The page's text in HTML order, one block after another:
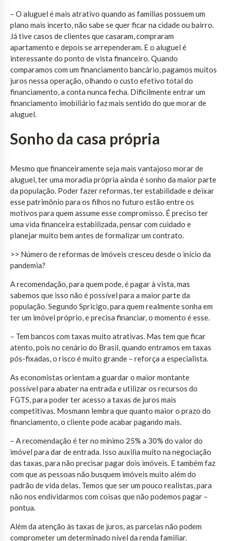
– O aluguel é mais atrativo quando as famílias possuem um
plano mais incerto, não sabe se quer ficar na cidade ou bairro.
Já tive casos de clientes que casaram, compraram
apartamento e depois se arrependeram. E o aluguel é
interessante do ponto de vista financeiro. Quando
comparamos com um financiamento bancário, pagamos muitos
juros nessa operação, olhando o custo efetivo total do
financiamento, a conta nunca fecha. Dificilmente entrar um
financiamento imobiliário faz mais sentido do que morar de
aluguel.
Sonho da casa própria
Mesmo que financeiramente seja mais vantajoso morar de
aluguel, ter uma moradia própria ainda é sonho da maior parte
da população. Poder fazer reformas, ter estabilidade e deixar
esse patrimônio para os filhos no futuro estão entre os
motivos para quem assume esse compromisso. É preciso ter
uma vida financeira estabilizada, pensar com cuidado e
planejar muito bem antes de formalizar um contrato.
>> Número de reformas de imóveis cresceu desde o início da
pandemia?
A recomendação, para quem pode, é pagar à vista, mas
sabemos que isso não é possível para a maior parte da
população. Segundo Spricigo, para quem realmente sonha em
ter um imóvel próprio, e precisa financiar, o momento é esse.
– Tem bancos com taxas muito atrativas. Mas tem que ficar
atento, pois no cenário do Brasil, quando entramos em taxas
pós-fixadas, o risco é muito grande – reforça a especialista.
As economistas orientam a guardar o maior montante
possível para abater na entrada e utilizar os recursos do
FGTS, para poder ter acesso a taxas de juros mais
competitivas. Mosmann lembra que quanto maior o prazo do
financiamento, o cliente pode acabar pagando mais.
– A recomendação é ter no mínimo 25% a 30% do valor do
imóvel para dar de entrada. Isso auxilia muito na negociação
das taxas, para não precisar pagar dois imóveis. E também faz
com que as pessoas não busquem imóveis muito além do
padrão de vida delas. Temos que ser um pouco realistas, para
não nos endividarmos com coisas que não podemos pagar –
pontua.
Além da atenção às taxas de juros, as parcelas não podem
comprometer um determinado nível da renda familiar.